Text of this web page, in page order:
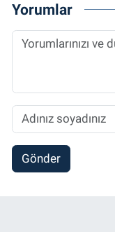
Yorumlar
Gönder